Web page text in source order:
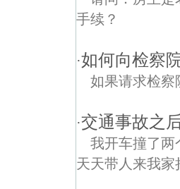
手续？
·如何向检察
如果请求检察
·交通事故之
我开车撞了两
天天带人来我